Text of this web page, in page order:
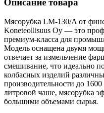
Описание товара
Мясорубка LM-130/A от
Koneteollisuus Oy — это
премиум-класса для
Модель оснащена двумя
отвечает за измельчение
смешивание, что идеально
колбасных изделий
производительности до
литровой чаше, мясорубка
большими объемами сырья.